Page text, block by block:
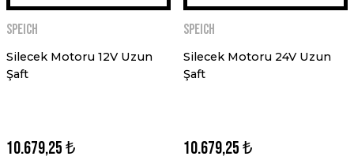
SPEICH
Silecek Motoru 12V Uzun
Şaft
10.679,25 ₺
SPEICH
Silecek Motoru 24V Uzun
Şaft
10.679,25 ₺